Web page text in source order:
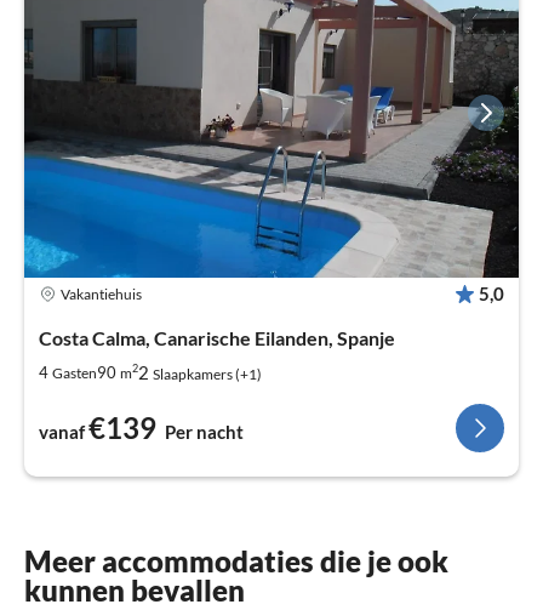
Vakantiehuis 5,0
Costa Calma, Canarische Eilanden, Spanje
4 Gasten90 m22 Slaapkamers (+1)
vanaf€139 Per nacht
Meer accommodaties die je ook
kunnen bevallen